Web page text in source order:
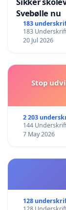
Svebølle nu
183
183
20 Jul 2026
Stop
2 203
144
7 May 2026
128